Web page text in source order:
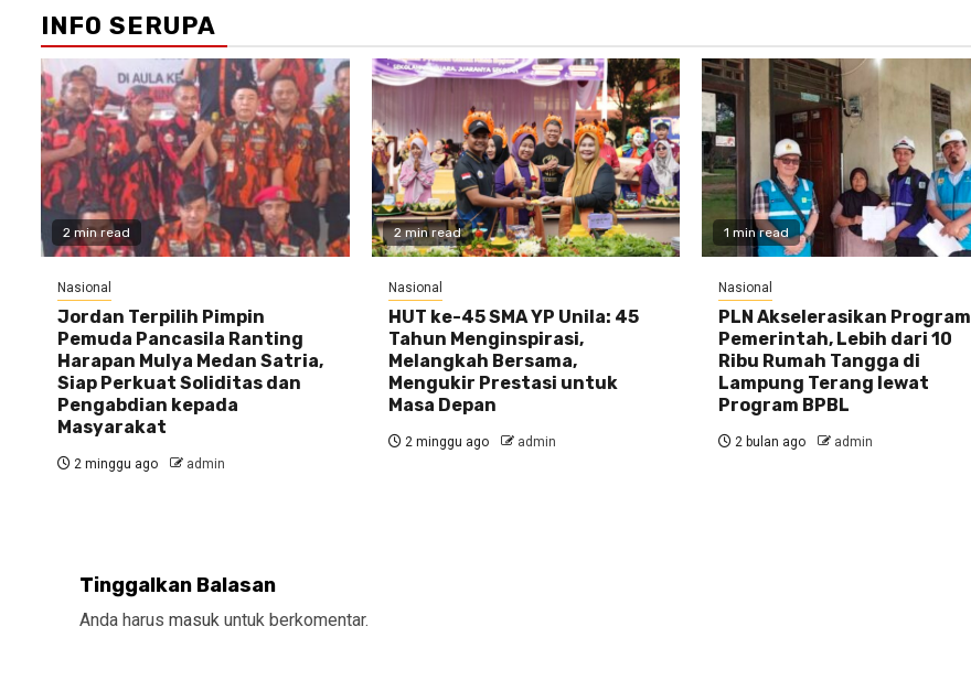
INFO SERUPA
2 min read
Nasional
Jordan Terpilih Pimpin
Pemuda Pancasila Ranting
Harapan Mulya Medan Satria,
Siap Perkuat Soliditas dan
Pengabdian kepada
Masyarakat
2 minggu ago admin
2 min read
Nasional
HUT ke-45 SMA YP Unila: 45
Tahun Menginspirasi,
Melangkah Bersama,
Mengukir Prestasi untuk
Masa Depan
2 minggu ago admin
1 min read
Nasional
PLN Akselerasikan Program
Pemerintah, Lebih dari 10
Ribu Rumah Tangga di
Lampung Terang lewat
Program BPBL
2 bulan ago admin
Tinggalkan Balasan
Anda harus masuk untuk berkomentar.